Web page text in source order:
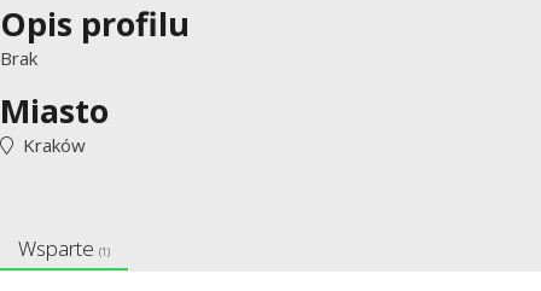
Opis profilu
Brak
Miasto
Kraków
Wsparte (1)